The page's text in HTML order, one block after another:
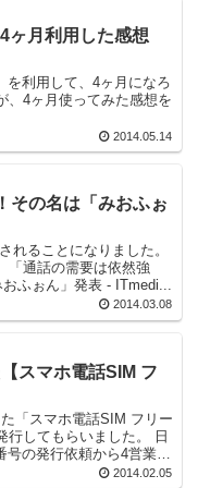
ヶ月利用した感想
を利用して、4ヶ月になろ
2014.05.14
その名は「みおふぉ
れることになりました。
ふぉん」発表 - ITmedi...
2014.03.08
スマホ電話SIM フ
「スマホ電話SIM フリー
行してもらいました。 日
の発行依頼から4営業日
2014.02.05